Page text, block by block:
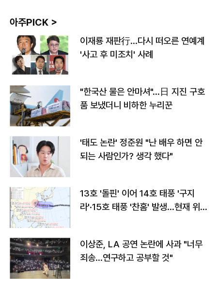
아주PICK >
이재룡 재판行…다시 떠오른 연예계
'사고 후 미조치' 사례
"한국산 물은 안마셔"…日 지진 구호
품 보냈더니 비하한 누리꾼
'태도 논란' 정준원 "난 배우 하면 안
되는 사람인가? 생각 했다"
13호 '돌핀' 이어 14호 태풍 '구지
라'·15호 태풍 '찬홈' 발생…현재 위
이상준, LA 공연 논란에 사과 "너무
죄송…연구하고 공부할 것"